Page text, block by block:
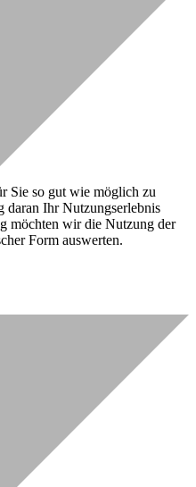
Sie so gut wie möglich zu
daran Ihr Nutzungserlebnis
möchten wir die Nutzung der
Form auswerten.